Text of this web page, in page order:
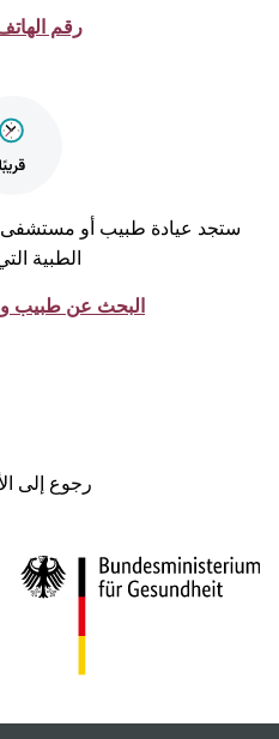
رقم الهاتف 116117
عيادة طبيب أو مستشفى
الطبية التي
البحث عن طبيب
رجوع إلى الأعلى